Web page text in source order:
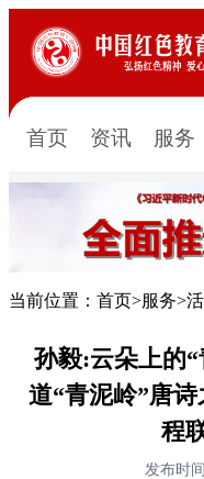
首页 资讯 服务
当前位置： 首页>服务>
孙毅:云朵上的
道“青泥岭”唐
程
发布时